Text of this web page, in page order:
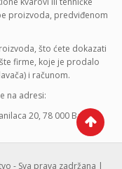
proizvoda, predviđenom
što ćete dokazati
firme, koje je prodalo
i računom.
na adresi:
20, 78 000 Banja
- Sva prava zadržana |